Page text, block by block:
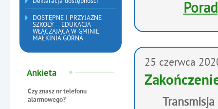
DOSTĘPNE I PRZYJAZNE
SZKOŁY – EDUKACJA
WŁĄCZAJĄCA W GMINIE
MAŁKINIA GÓRNA
Ankieta
Czy znasz nr telefonu
alarmowego?
25 czerwca